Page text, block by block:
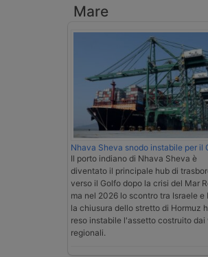
Mare
Nhava Sheva snodo instabile per il
Il porto indiano di Nhava Sheva è
diventato il principale hub di
verso il Golfo dopo la crisi del Mar
ma nel 2026 lo scontro tra Israele e
la chiusura dello stretto di Hormuz
reso instabile l'assetto costruito dai
regionali.